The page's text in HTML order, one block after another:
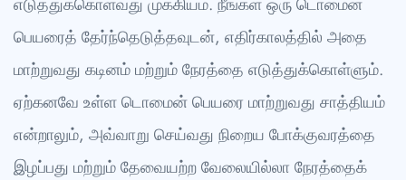
பெயரைத் தேர்ந்தெடுத்தவுடன், எதிர்காலத்தில் அதை
மாற்றுவது கடினம் மற்றும் நேரத்தை எடுத்துக்கொள்ளும்.
ஏற்கனவே உள்ள டொமைன் பெயரை மாற்றுவது சாத்தியம்
என்றாலும், அவ்வாறு செய்வது நிறைய போக்குவரத்தை
இழப்பது மற்றும் தேவையற்ற வேலையில்லா நேரத்தைக்